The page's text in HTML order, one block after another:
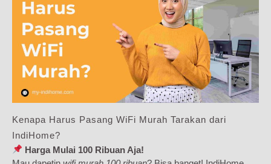
Kenapa Harus Pasang WiFi Murah Tarakan dari
IndiHome?
Harga Mulai 100 Ribuan Aja!